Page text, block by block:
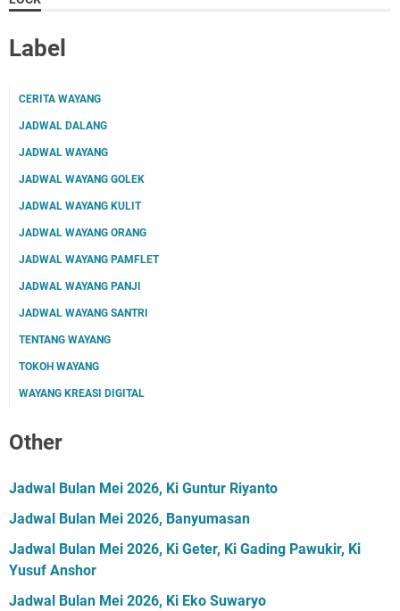
Label
CERITA WAYANG
JADWAL DALANG
JADWAL WAYANG
JADWAL WAYANG GOLEK
JADWAL WAYANG KULIT
JADWAL WAYANG ORANG
JADWAL WAYANG PAMFLET
JADWAL WAYANG PANJI
JADWAL WAYANG SANTRI
TENTANG WAYANG
TOKOH WAYANG
WAYANG KREASI DIGITAL
Other
Jadwal Bulan Mei 2026, Ki Guntur Riyanto
Jadwal Bulan Mei 2026, Banyumasan
Jadwal Bulan Mei 2026, Ki Geter, Ki Gading Pawukir, Ki
Yusuf Anshor
Jadwal Bulan Mei 2026, Ki Eko Suwaryo